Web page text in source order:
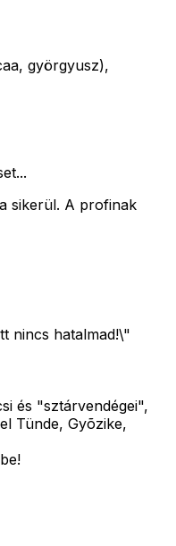
györgyusz),
sikerül. A profinak
nincs hatalmad!\"
és "sztárvendégei",
Tünde, Gyõzike,